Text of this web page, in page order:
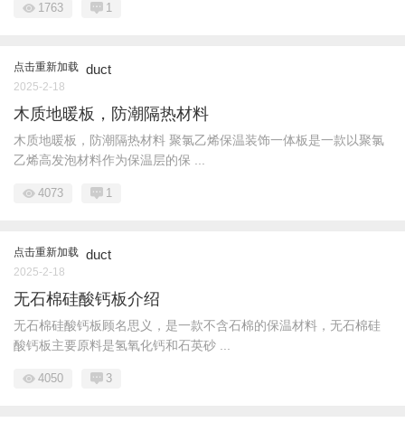
1763 1
点击重新加载 duct
2025-2-18
木质地暖板，防潮隔热材料
木质地暖板，防潮隔热材料 聚氯乙烯保温装饰一体板是一款以聚氯
乙烯高发泡材料作为保温层的保 ...
4073 1
点击重新加载 duct
2025-2-18
无石棉硅酸钙板介绍
无石棉硅酸钙板顾名思义，是一款不含石棉的保温材料，无石棉硅
酸钙板主要原料是氢氧化钙和石英砂 ...
4050 3